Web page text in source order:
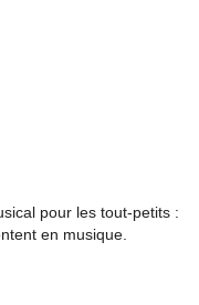
pour les tout-petits :
en musique.